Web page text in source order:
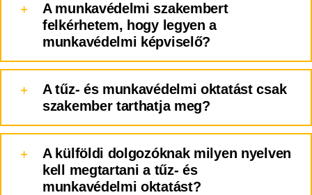
A munkavédelmi szakembert
felkérhetem, hogy legyen a
munkavédelmi képviselő?
A tűz- és munkavédelmi oktatást csak
szakember tarthatja meg?
A külföldi dolgozóknak milyen nyelven
kell megtartani a tűz- és
munkavédelmi oktatást?